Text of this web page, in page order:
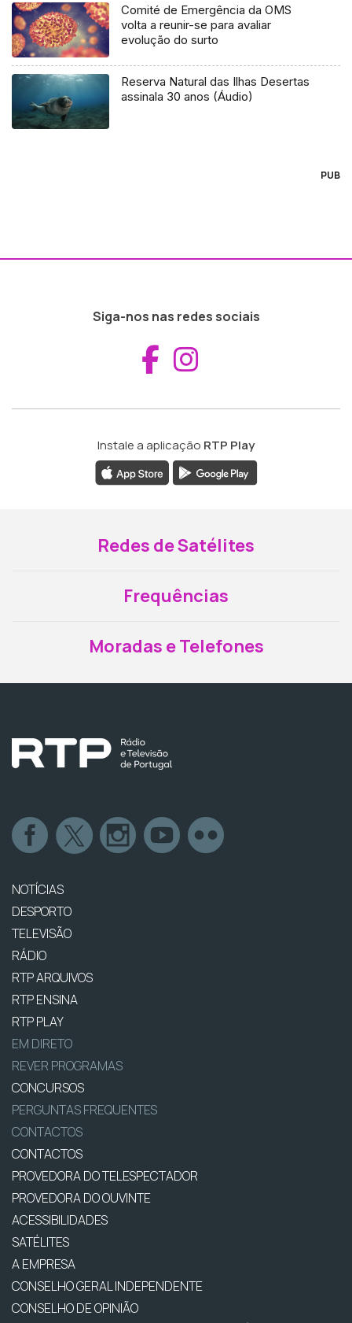
Comité de Emergência da OMS
volta a reunir-se para avaliar
evolução do surto
Reserva Natural das Ilhas Desertas
assinala 30 anos (Áudio)
PUB
Siga-nos nas redes sociais
Aceder ao
Instale a aplicação RTP Play
Redes de Satélites
Frequências
Moradas e Telefones
NOTÍCIAS
DESPORTO
TELEVISÃO
RÁDIO
RTP ARQUIVOS
RTP ENSINA
RTP PLAY
EM DIRETO
REVER PROGRAMAS
CONCURSOS
PERGUNTAS FREQUENTES
CONTACTOS
CONTACTOS
PROVEDORA DO TELESPECTADOR
PROVEDORA DO OUVINTE
ACESSIBILIDADES
SATÉLITES
A EMPRESA
CONSELHO GERAL INDEPENDENTE
CONSELHO DE OPINIÃO